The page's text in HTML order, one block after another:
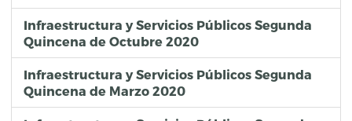
Infraestructura y Servicios Públicos Segunda
Quincena de Octubre 2020
Infraestructura y Servicios Públicos Segunda
Quincena de Marzo 2020